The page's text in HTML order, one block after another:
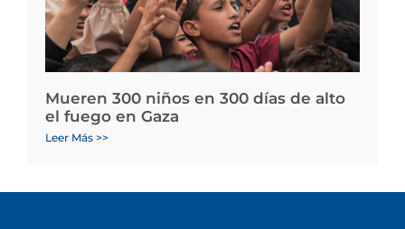
Mueren 300 niños en 300 días de alto
el fuego en Gaza
Leer Más >>